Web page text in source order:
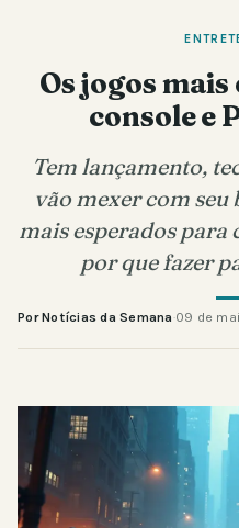
Os jogos
console e
Tem lançamento,
vão mexer com seu
mais esperados para
por que fazer
Por Notícias da Semana·09 de